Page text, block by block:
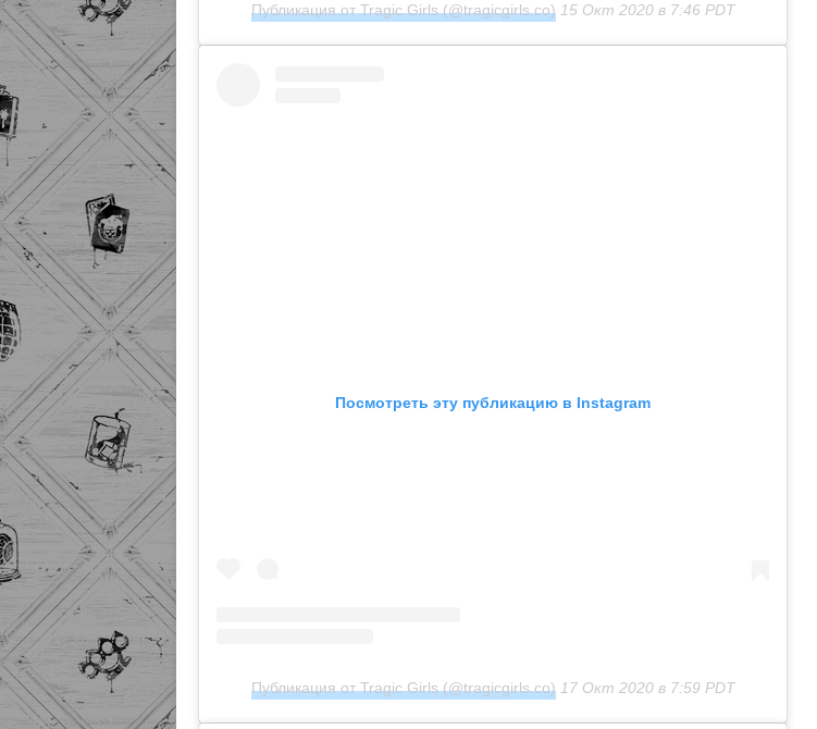
Публикация от Tragic Girls (@tragicgirls.co) 15 Окт 2020 в 7:46 PDT
Посмотреть эту публикацию в Instagram
Публикация от Tragic Girls (@tragicgirls.co) 17 Окт 2020 в 7:59 PDT